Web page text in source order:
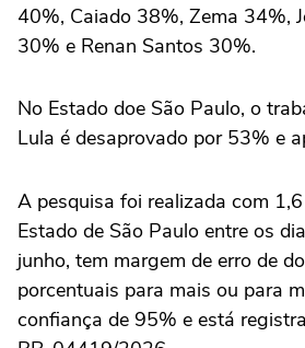
40%, Caiado 38%, Zema 34%,
30% e Renan Santos 30%.
No Estado doe São Paulo, o
Lula é desaprovado por 53% e
A pesquisa foi realizada com
Estado de São Paulo entre os
junho, tem margem de erro de
porcentuais para mais ou para
confiança de 95% e está